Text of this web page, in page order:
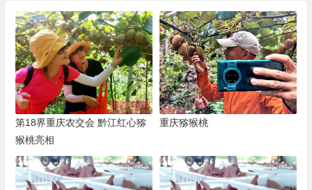
第18界重庆农交会 黔江红心猕
猴桃亮相
重庆猕猴桃